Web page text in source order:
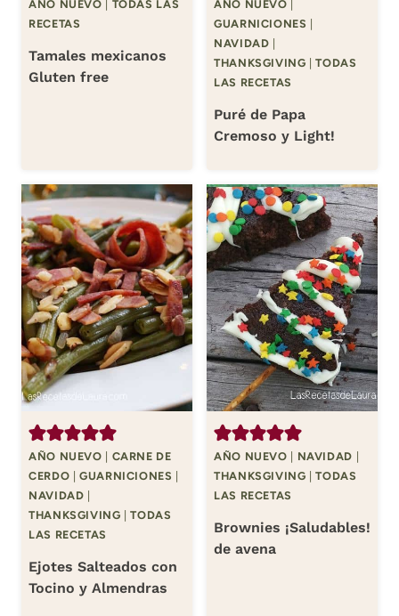
AÑO NUEVO
TODAS LAS
RECETAS
Tamales mexicanos
Gluten free
AÑO NUEVO
GUARNICIONES
NAVIDAD
THANKSGIVING |TODAS
LAS RECETAS
Puré de Papa
Cremoso y Light!
AÑO NUEVO
CARNE DE
CERDO |GUARNICIONES
NAVIDAD
THANKSGIVING |TODAS
LAS RECETAS
Ejotes Salteados con
Tocino y Almendras
AÑO NUEVO NAVIDAD
THANKSGIVING |TODAS
LAS RECETAS
Brownies ¡Saludables!
de avena